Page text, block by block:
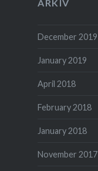
ARKIV
December 2019
January 2019
April 2018
February 2018
January 2018
November 2017